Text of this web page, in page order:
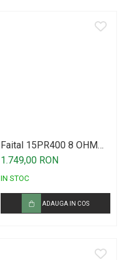
Faital 15PR400 8 OHM
800W Difuzor
1.749,00 RON
IN STOC
ADAUGA IN COS